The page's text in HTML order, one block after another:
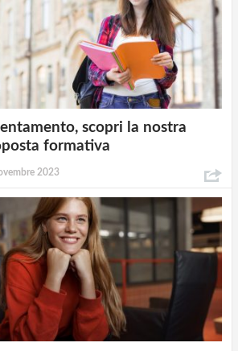
scopri la nostra
formativa
2023